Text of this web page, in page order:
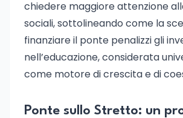
chiedere maggiore attenzione
sociali, sottolineando come la
finanziare il ponte penalizzi gli
nell’educazione, considerata
come motore di crescita e di
Ponte sullo Stretto: un